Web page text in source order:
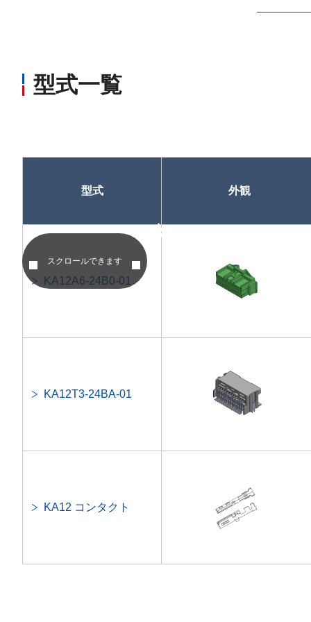
型式一覧
スクロールできます
型式
昇順
外観
KA12A6-24B0-01
KA12T3-24BA-01
KA12 コンタクト